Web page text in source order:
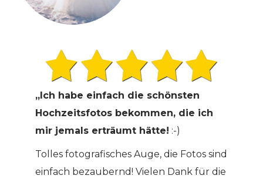
„Ich habe einfach die schönsten
Hochzeitsfotos bekommen, die ich
mir jemals erträumt hätte! :-)
Tolles fotografisches Auge, die Fotos sind
einfach bezaubernd! Vielen Dank für die